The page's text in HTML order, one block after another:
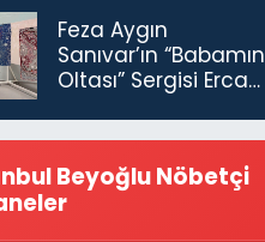
Feza Aygın
Sanıvar’ın “Babamın
Oltası” Sergisi Ercan
Beyoğlu Nöbetçi